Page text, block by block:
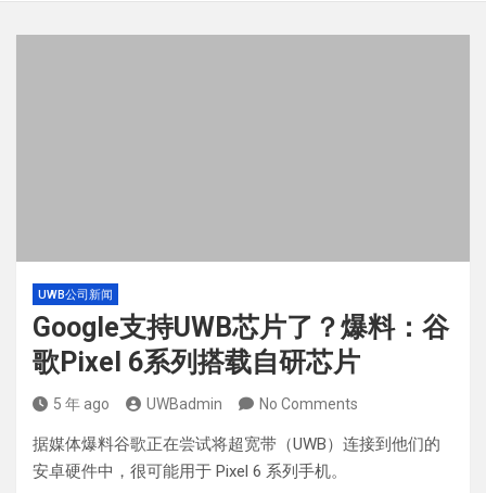
UWB公司新闻
Google支持UWB芯片了？爆料：谷
歌Pixel 6系列搭载自研芯片
5 年 ago UWBadmin No Comments
据媒体爆料谷歌正在尝试将超宽带（UWB）连接到他们的
安卓硬件中，很可能用于 Pixel 6 系列手机。